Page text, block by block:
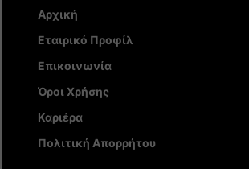
Αρχική
Εταιρικό Προφίλ
Επικοινωνία
Όροι Χρήσης
Καριέρα
Πολιτική Απορρήτου